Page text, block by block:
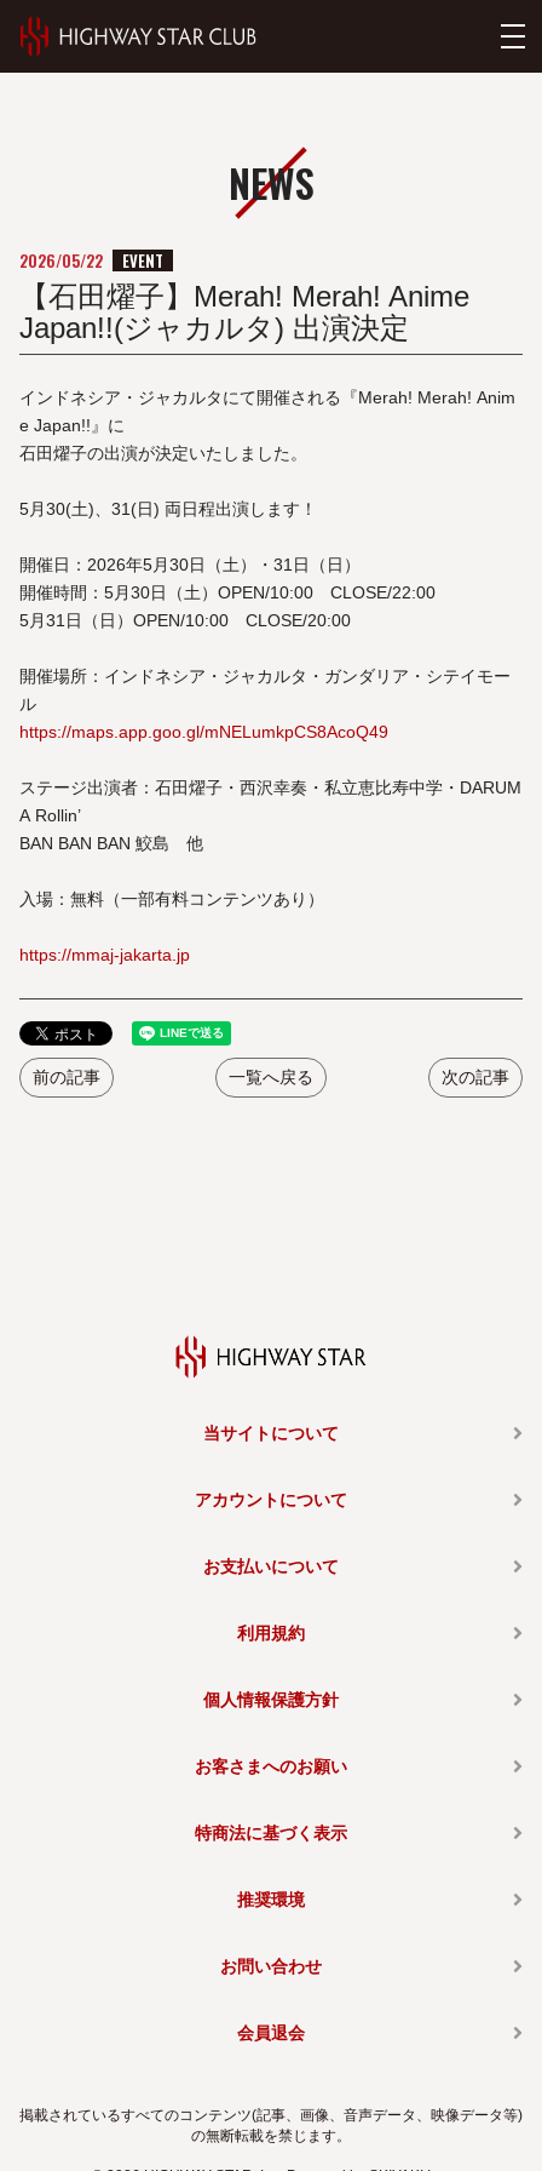
NEWS
2026/05/22 EVENT
【石田燿子】Merah! Merah! Anime
Japan!!(ジャカルタ) 出演決定
インドネシア・ジャカルタにて開催される『Merah! Merah! Anim
e Japan!!』に
石田燿子の出演が決定いたしました。
5月30(土)、31(日) 両日程出演します！
開催日：2026年5月30日（土）・31日（日）
開催時間：5月30日（土）OPEN/10:00 CLOSE/22:00
5月31日（日）OPEN/10:00 CLOSE/20:00
開催場所：インドネシア・ジャカルタ・ガンダリア・シテイモー
ル
https://maps.app.goo.gl/mNELumkpCS8AcoQ49
ステージ出演者：石田燿子・西沢幸奏・私立恵比寿中学・DARUM
A Rollin’
BAN BAN BAN 鮫島 他
入場：無料（一部有料コンテンツあり）
https://mmaj-jakarta.jp
前の記事 一覧へ戻る 次の記事
当サイトについて
アカウントについて
お支払いについて
利用規約
個人情報保護方針
お客さまへのお願い
特商法に基づく表示
推奨環境
お問い合わせ
会員退会
掲載されているすべてのコンテンツ(記事、画像、音声データ、映像データ等)
の無断転載を禁じます。